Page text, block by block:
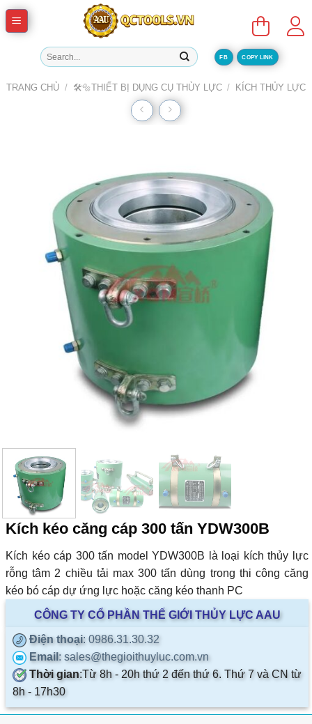
Skip
Tìm
kiếm:
FB COPY LINK
TRANG CHỦ / 🛠️🔩THIẾT BỊ DỤNG CỤ THỦY LỰC / KÍCH THỦY LỰC
Kích kéo căng cáp 300 tấn YDW300B
Kích kéo cáp 300 tấn model YDW300B là loại kích thủy lực
rỗng tâm 2 chiều tải max 300 tấn dùng trong thi công căng
kéo bó cáp dự ứng lực hoặc căng kéo thanh PC
CÔNG TY CỔ PHẦN THẾ GIỚI THỦY LỰC AAU
Điện thoại: 0986.31.30.32
Email: sales@thegioithuyluc.com.vn
Thời gian:Từ 8h - 20h thứ 2 đến thứ 6. Thứ 7 và CN từ
8h - 17h30